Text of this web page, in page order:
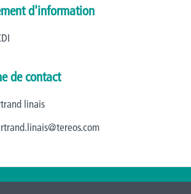
d'information
de contact
linais